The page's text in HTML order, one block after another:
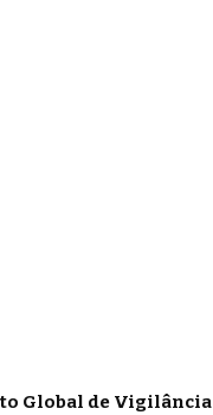
Global de Vigilância